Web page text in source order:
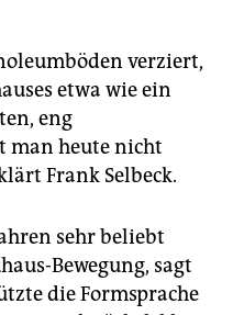
verziert,
etwa wie ein
eng
man heute nicht
Frank Selbeck.
sehr beliebt
Bewegung, sagt
die Formsprache